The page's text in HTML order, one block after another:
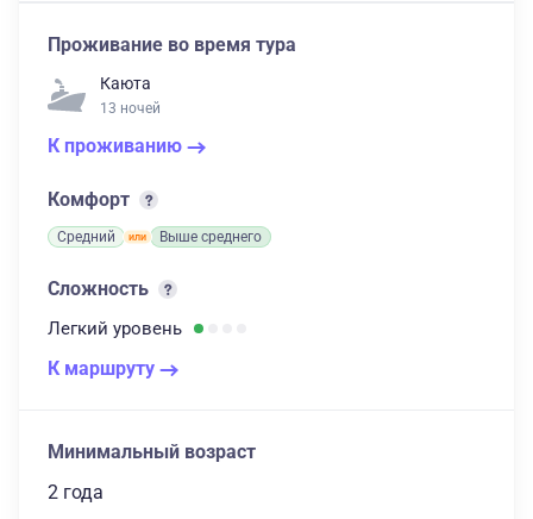
Проживание во время тура
Каюта
13 ночей
К проживанию
Комфорт
Средний Выше среднего
Сложность
Легкий уровень
К маршруту
Минимальный возраст
2 года